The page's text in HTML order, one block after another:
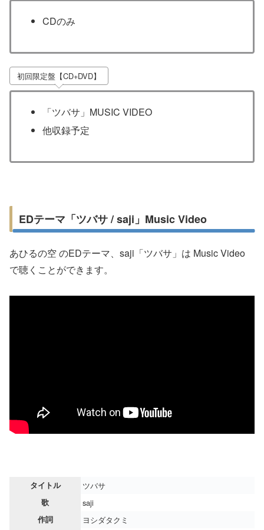
CDのみ
初回限定盤【CD+DVD】
「ツバサ」MUSIC VIDEO
他収録予定
EDテーマ「ツバサ / saji」Music Video
あひるの空 のEDテーマ、saji「ツバサ」は Music Video
で聴くことができます。
タイトル ツバサ
歌 saji
作詞 ヨシダタクミ